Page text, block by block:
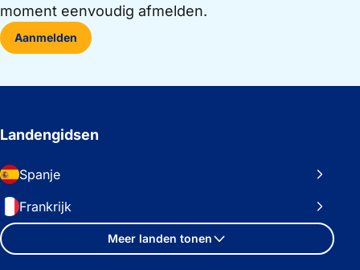
moment eenvoudig afmelden.
Aanmelden
Landengidsen
Spanje
Frankrijk
Meer landen tonen